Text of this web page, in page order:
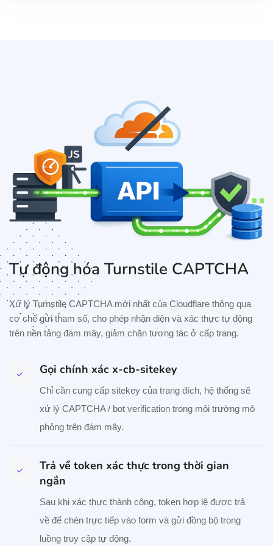
Tự động hóa Turnstile CAPTCHA
Xử lý Turnstile CAPTCHA mới nhất của Cloudflare thông qua
cơ chế gửi tham số, cho phép nhận diện và xác thực tự động
trên nền tảng đám mây, giảm chặn tương tác ở cấp trang.
Gọi chính xác x-cb-sitekey
Chỉ cần cung cấp sitekey của trang đích, hệ thống sẽ
xử lý CAPTCHA / bot verification trong môi trường mô
phỏng trên đám mây.
Trả về token xác thực trong thời gian
ngắn
Sau khi xác thực thành công, token hợp lệ được trả
về để chèn trực tiếp vào form và gửi đồng bộ trong
luồng truy cập tự động.